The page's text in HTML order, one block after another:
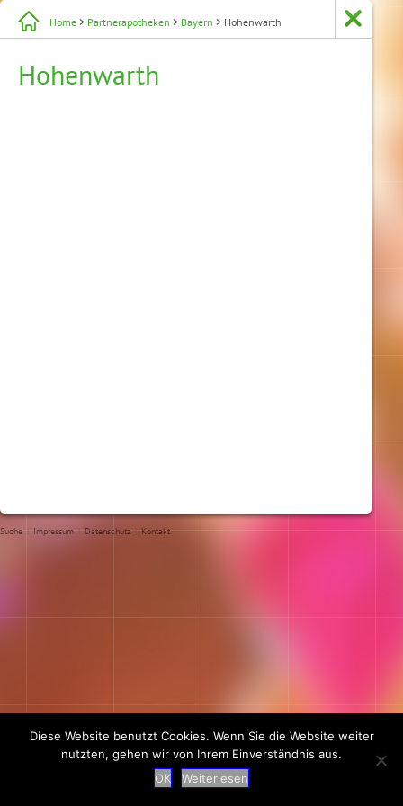
Home > Partnerapotheken > Bayern > Hohenwarth
Hohenwarth
Suche | Impressum | Datenschutz | Kontakt
Diese Website benutzt Cookies. Wenn Sie die Website weiter
nutzten, gehen wir von Ihrem Einverständnis aus.
OK
Weiterlesen